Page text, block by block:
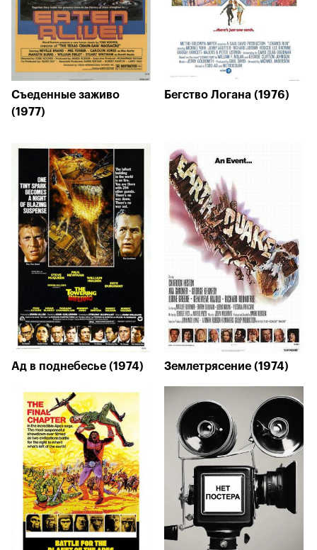
Съеденные заживо
(1977)
Бегство Логана (1976)
Ад в поднебесье (1974) Землетрясение (1974)